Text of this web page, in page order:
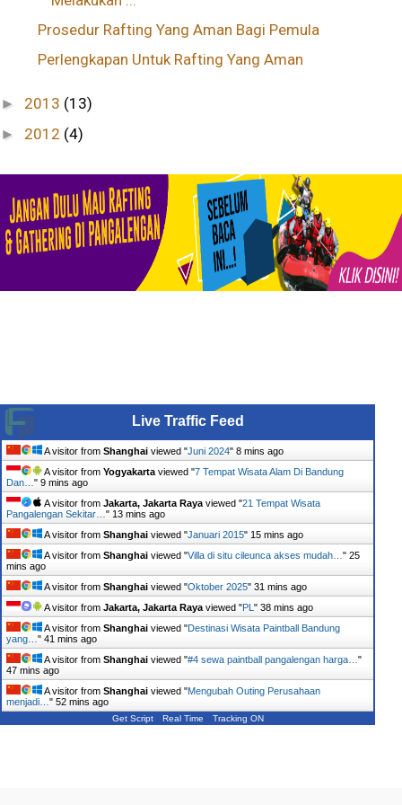
Prosedur Rafting Yang Aman Bagi Pemula
Perlengkapan Untuk Rafting Yang Aman
► 2013 (13)
► 2012 (4)
Live Traffic Feed
A visitor from Shanghai viewed "Juni 2024" 8 mins ago
A visitor from Yogyakarta viewed "7 Tempat Wisata Alam Di Bandung
Dan… " 9 mins ago
A visitor from Jakarta, Jakarta Raya viewed "21 Tempat Wisata
Pangalengan Sekitar… " 13 mins ago
A visitor from Shanghai viewed "Januari 2015" 15 mins ago
A visitor from Shanghai viewed "Villa di situ cileunca akses mudah… " 25
mins ago
A visitor from Shanghai viewed "Oktober 2025" 31 mins ago
A visitor from Jakarta, Jakarta Raya viewed "PL " 38 mins ago
A visitor from Shanghai viewed "Destinasi Wisata Paintball Bandung
yang… " 41 mins ago
A visitor from Shanghai viewed "#4 sewa paintball pangalengan harga… "
47 mins ago
A visitor from Shanghai viewed "Mengubah Outing Perusahaan
menjadi… " 52 mins ago
Get Script Real Time Tracking ON